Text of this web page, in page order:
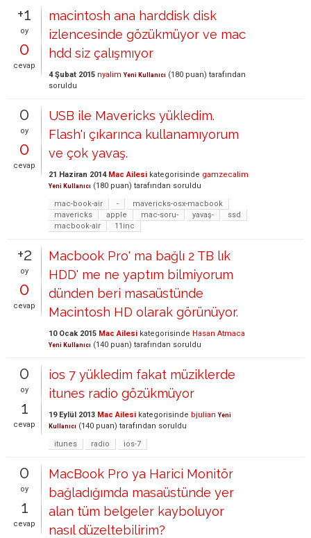
+1
oy
0
cevap
macintosh ana harddisk disk
izlencesinde gözükmüyor ve mac
hdd siz çalışmıyor
4 Şubat 2015 nyalim Yeni Kullanıcı (180 puan) tarafından
soruldu
0
oy
0
cevap
USB ile Mavericks yükledim.
Flash'ı çıkarınca kullanamıyorum
ve çok yavaş.
21 Haziran 2014 Mac Ailesi kategorisinde gamzecalim
Yeni Kullanıcı (180 puan) tarafından soruldu
mac-book-air
-
mavericks-osx-macbook
mavericks
apple mac-soru- yavaş-
ssd
macbook-air
11inc
+2
oy
0
cevap
Macbook Pro' ma bağlı 2 TB lık
HDD' me ne yaptım bilmiyorum
dünden beri masaüstünde
Macintosh HD olarak görünüyor.
10 Ocak 2015 Mac Ailesi kategorisinde Hasan Atmaca
Yeni Kullanıcı (140 puan) tarafından soruldu
0
oy
1
cevap
ios 7 yükledim fakat müziklerde
itunes radio gözükmüyor
19 Eylül 2013 Mac Ailesi kategorisinde bjulian Yeni
Kullanıcı (140 puan) tarafından soruldu
itunes
radio ios-7
0
oy
1
cevap
MacBook Pro ya Harici Monitör
bağladığımda masaüstünde yer
alan tüm belgeler kayboluyor
nasıl düzeltebilirim?